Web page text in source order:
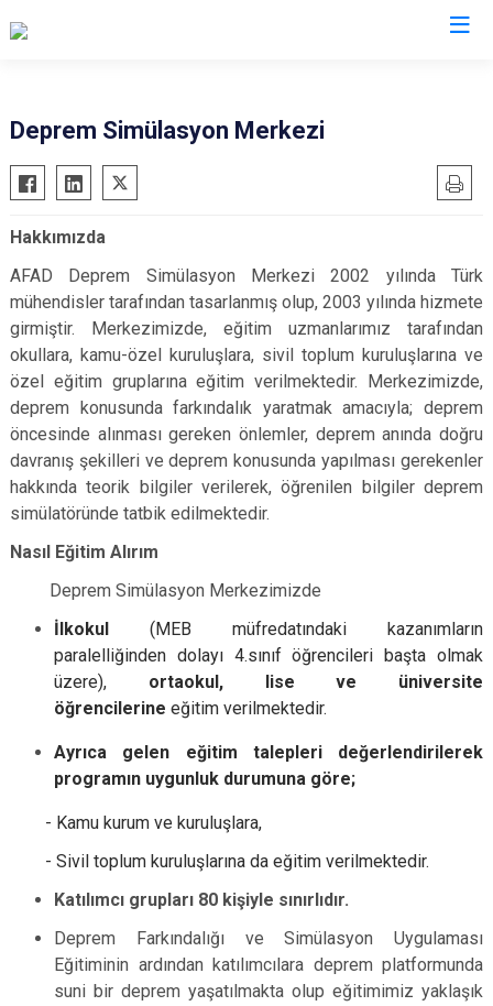
Deprem Simülasyon Merkezi
Hakkımızda
AFAD Deprem Simülasyon Merkezi 2002 yılında Türk
mühendisler tarafından tasarlanmış olup, 2003 yılında hizmete
girmiştir. Merkezimizde, eğitim uzmanlarımız tarafından
okullara, kamu-özel kuruluşlara, sivil toplum kuruluşlarına ve
özel eğitim gruplarına eğitim verilmektedir. Merkezimizde,
deprem konusunda farkındalık yaratmak amacıyla; deprem
öncesinde alınması gereken önlemler, deprem anında doğru
davranış şekilleri ve deprem konusunda yapılması gerekenler
hakkında teorik bilgiler verilerek, öğrenilen bilgiler deprem
simülatöründe tatbik edilmektedir.
Nasıl Eğitim Alırım
Deprem Simülasyon Merkezimizde
İlkokul (MEB müfredatındaki kazanımların
paralelliğinden dolayı 4.sınıf öğrencileri başta olmak
üzere), ortaokul, lise ve üniversite
öğrencilerine eğitim verilmektedir.
Ayrıca gelen eğitim talepleri değerlendirilerek
programın uygunluk durumuna göre;
- Kamu kurum ve kuruluşlara,
- Sivil toplum kuruluşlarına da eğitim verilmektedir.
Katılımcı grupları 80 kişiyle sınırlıdır.
Deprem Farkındalığı ve Simülasyon Uygulaması
Eğitiminin ardından katılımcılara deprem platformunda
suni bir deprem yaşatılmakta olup eğitimimiz yaklaşık